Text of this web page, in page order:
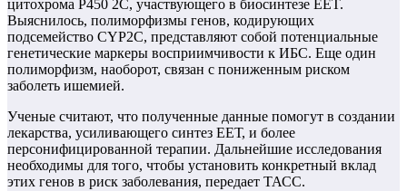
цитохрома P450 2C, участвующего в биосинтезе EET.
Выяснилось, полиморфизмы генов, кодирующих
подсемейство CYP2C, представляют собой потенциальные
генетические маркеры восприимчивости к ИБС. Еще один
полиморфизм, наоборот, связан с пониженным риском
заболеть ишемией.
Ученые считают, что полученные данные помогут в создании
лекарства, усиливающего синтез ЕЕТ, и более
персонифицированной терапии. Дальнейшие исследования
необходимы для того, чтобы установить конкретный вклад
этих генов в риск заболевания, передает ТАСС.